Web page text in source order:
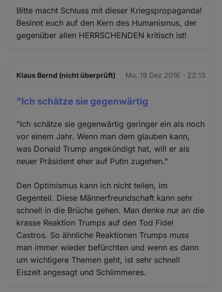
Bitte macht Schluss mit dieser Kriegspropaganda!
Besinnt euch auf den Kern des Humanismus, der
gegenüber allen HERRSCHENDEN kritisch ist!
Klaus Bernd (nicht überprüft) Mo. 19 Dez 2016 - 22:13
"Ich schätze sie gegenwärtig
"Ich schätze sie gegenwärtig geringer ein als noch
vor einem Jahr. Wenn man dem glauben kann,
was Donald Trump angekündigt hat, will er als
neuer Präsident eher auf Putin zugehen."
Den Optimismus kann ich nicht teilen, im
Gegenteil. Diese Männerfreundschaft kann sehr
schnell in die Brüche gehen. Man denke nur an die
krasse Reaktion Trumps auf den Tod Fidel
Castros. So ähnliche Reaktionen Trumps muss
man immer wieder befürchten und wenn es dann
um wichtigere Themen geht, ist sehr schnell
Eiszeit angesagt und Schlimmeres.